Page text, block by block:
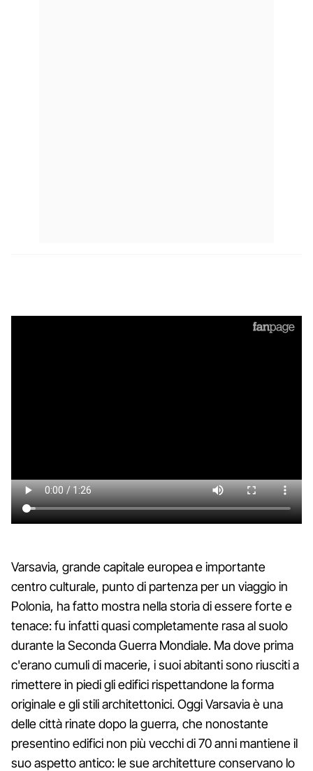
Varsavia, grande capitale europea e importante
centro culturale, punto di partenza per un viaggio in
Polonia, ha fatto mostra nella storia di essere forte e
tenace: fu infatti quasi completamente rasa al suolo
durante la Seconda Guerra Mondiale. Ma dove prima
c'erano cumuli di macerie, i suoi abitanti sono riusciti a
rimettere in piedi gli edifici rispettandone la forma
originale e gli stili architettonici. Oggi Varsavia è una
delle città rinate dopo la guerra, che nonostante
presentino edifici non più vecchi di 70 anni mantiene il
suo aspetto antico: le sue architetture conservano lo